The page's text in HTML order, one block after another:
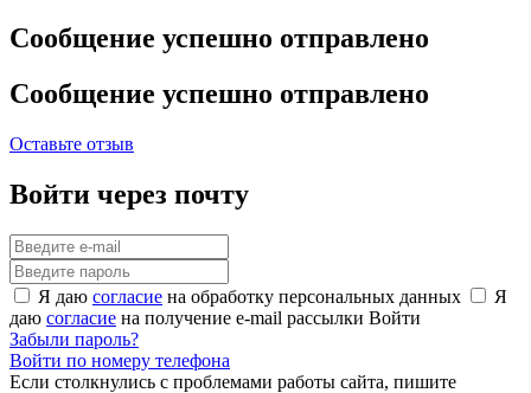
Сообщение успешно отправлено
Сообщение успешно отправлено
Оставьте отзыв
Войти через почту
Я даю согласие на обработку персональных данных
Я
даю согласие на получение e-mail рассылки Войти
Забыли пароль?
Войти по номеру телефона
Если столкнулись с проблемами работы сайта, пишите